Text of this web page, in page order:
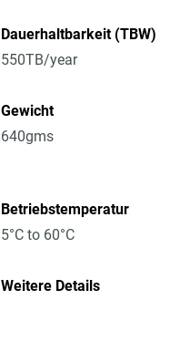
Dauerhaltbarkeit (TBW)
550TB/year
Gewicht
640gms
Betriebstemperatur
5°C to 60°C
Weitere Details